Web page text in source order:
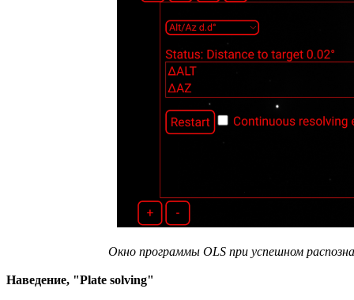
Окно программы OLS при успешном
Наведение, "Platе solving"